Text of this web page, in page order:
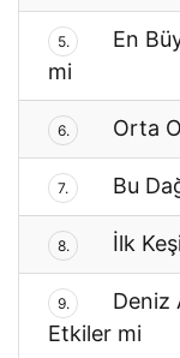
5.
En
mi
6. Orta
7. Bu
8. İlk
9.
Deniz
Etkiler mi